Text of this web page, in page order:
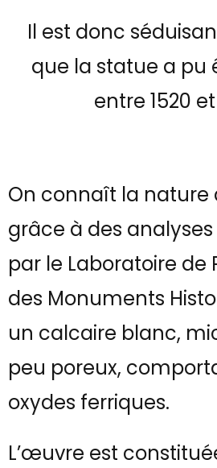
Il est donc
que la statue a pu
entre 1520 et
On connaît la nature
grâce à des
par le Laboratoire de
des Monuments
un calcaire blanc,
peu poreux,
oxydes ferriques.
L’œuvre est